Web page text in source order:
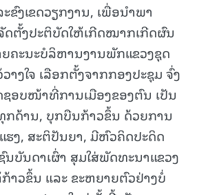
ຂົງເຂດວຽກງານ, ເພື່ອນຳພາ
ດຕັ້ງປະຕິບັດໃຫ້ເກີດໝາກເກີດຜົນ
ຄະນະບໍລິຫານງານພັກແຂວງຊຸດ
າງໃຈ ເລືອກຕັ້ງຈາກກອງປະຊຸມ ຈົ່ງ
ຊອບໜ້າທີ່ການເມືອງຂອງຕົນ ເປັນ
ດ້ານ, ບຸກບືນກ້າວຂຶ້ນ ດ້ວຍການ
ຮງ, ສະຕິປັນຍາ, ມີຫົວຄິດປະດິດ
ບັນດາເຜົ່າ ສຸມໃສ່ພັດທະນາແຂວງ
ກ້າວຂຶ້ນ ແລະ ຂະຫຍາຍຕົວຢ່າງບໍ່